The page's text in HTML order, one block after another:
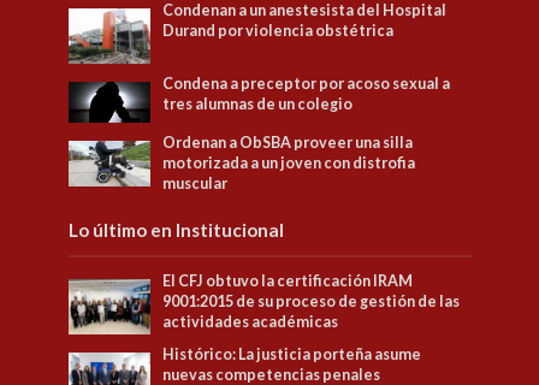
Condenan a un anestesista del Hospital
Durand por violencia obstétrica
Condena a preceptor por acoso sexual a
tres alumnas de un colegio
Ordenan a ObSBA proveer una silla
motorizada a un joven con distrofia
muscular
Lo último en Institucional
El CFJ obtuvo la certificación IRAM
9001:2015 de su proceso de gestión de las
actividades académicas
Histórico: La justicia porteña asume
nuevas competencias penales